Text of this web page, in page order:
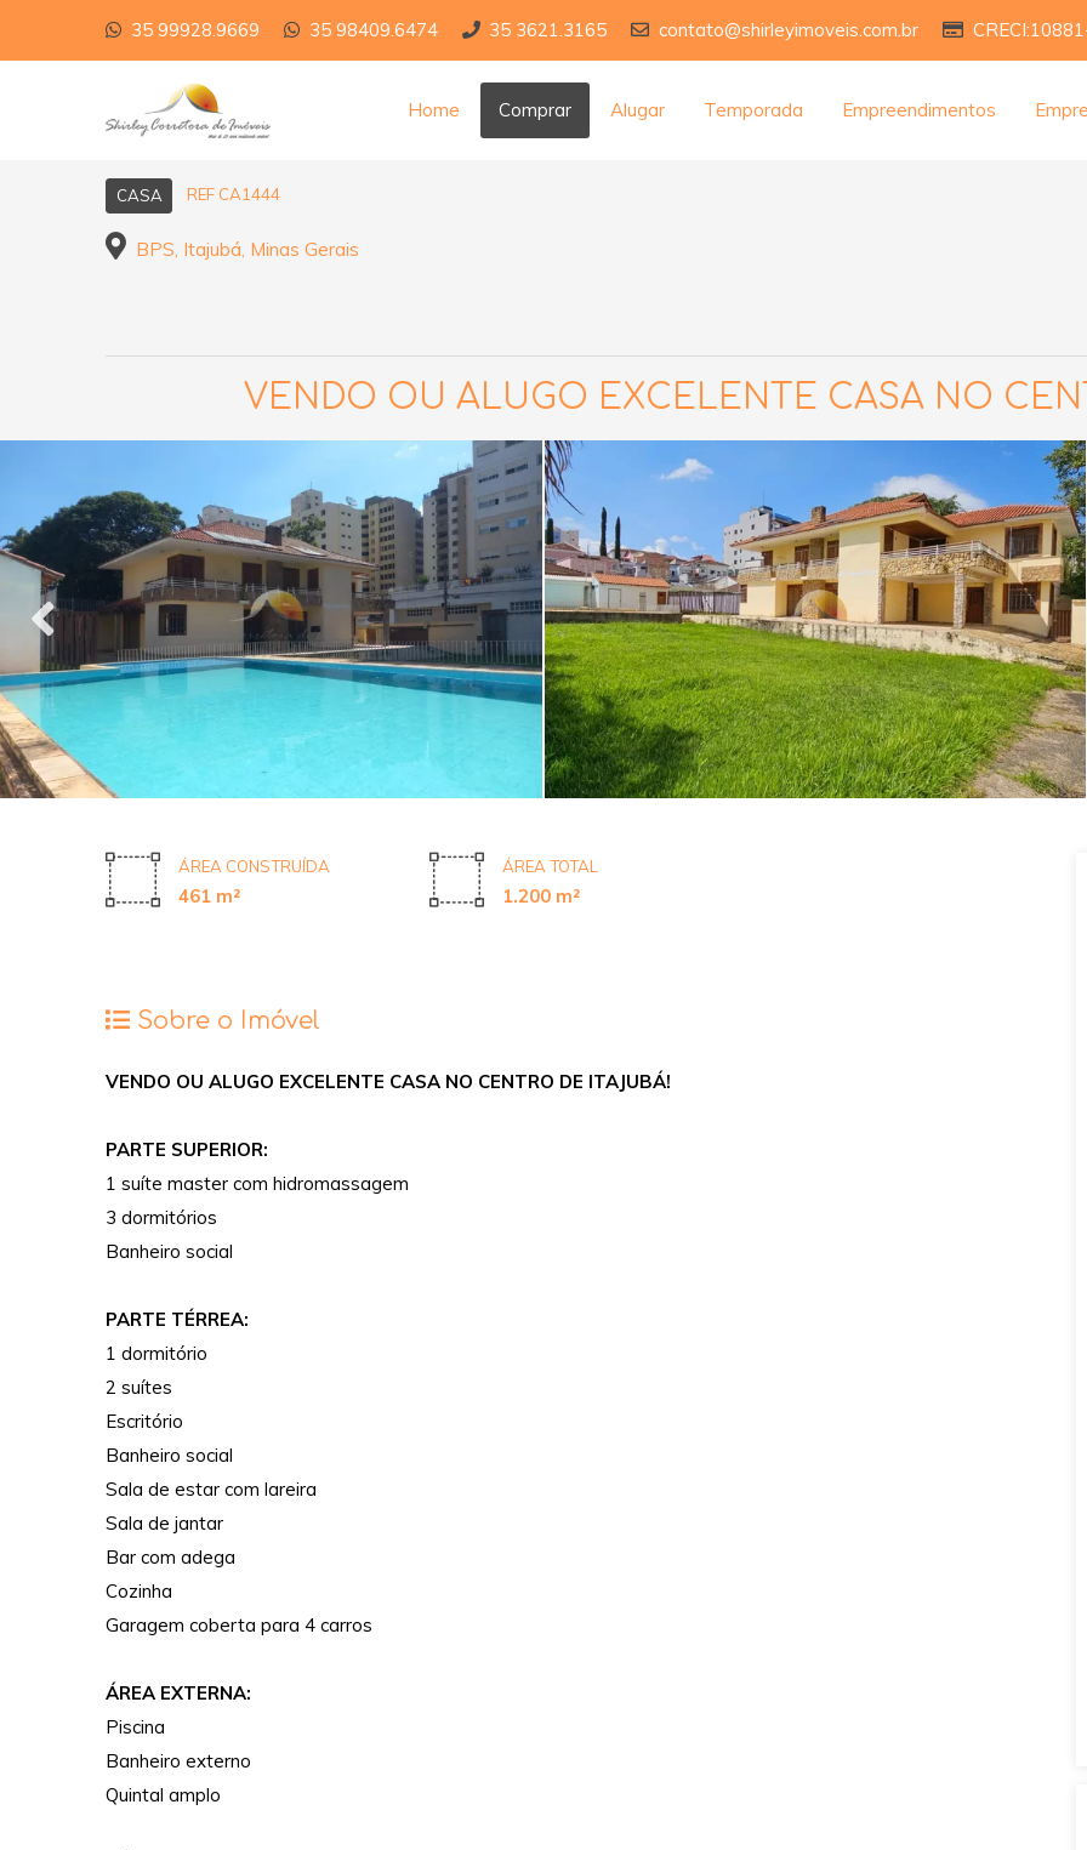
35 99928.9669 35 98409.6474 35 3621.3165 contato@shirleyimoveis.com.br
Home Comprar Alugar Temporada Empreendimentos
CASA REF CA1444
BPS, Itajubá, Minas Gerais
VENDO OU ALUGO EXCELENTE CASA NO
ÁREA CONSTRUÍDA
461 m²
ÁREA TOTAL
1.200 m²
Sobre o Imóvel
VENDO OU ALUGO EXCELENTE CASA NO CENTRO DE ITAJUBÁ!
PARTE SUPERIOR:
1 suíte master com hidromassagem
3 dormitórios
Banheiro social
PARTE TÉRREA:
1 dormitório
2 suítes
Escritório
Banheiro social
Sala de estar com lareira
Sala de jantar
Bar com adega
Cozinha
Garagem coberta para 4 carros
ÁREA EXTERNA:
Piscina
Banheiro externo
Quintal amplo